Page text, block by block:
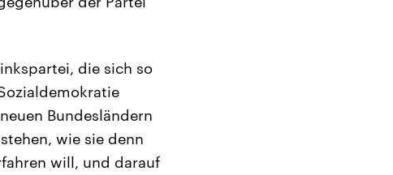
die sich so
Bundesländern
wie sie denn
will, und darauf